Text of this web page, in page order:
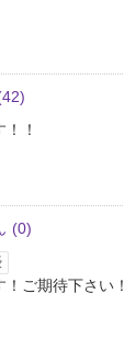
！
(0)
ご期待下さい！